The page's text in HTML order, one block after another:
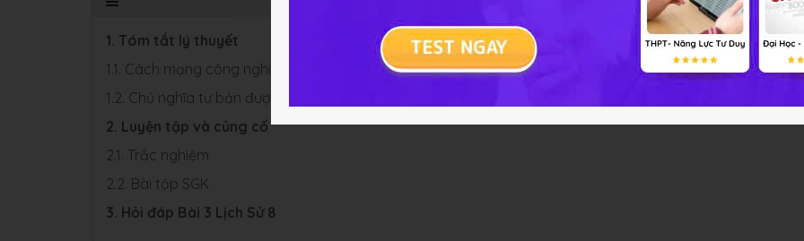
1. Tóm tắt lý thuyết
1.1. Cách mạng công nghiệp
1.2. Chủ nghĩa tư bản được xác lập trên phạm vi thế giới
2. Luyện tập và củng cố
2.1. Trắc nghiệm
2.2. Bài tập SGK
3. Hỏi đáp Bài 3 Lịch Sử 8